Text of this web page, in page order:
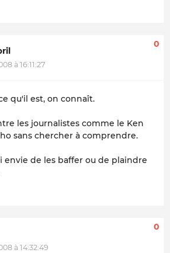
à 16:11:27
0
qu'il est, on connaît.
les journalistes comme le Ken
sans chercher à comprendre.
envie de les baffer ou de plaindre
à 14:32:49
0